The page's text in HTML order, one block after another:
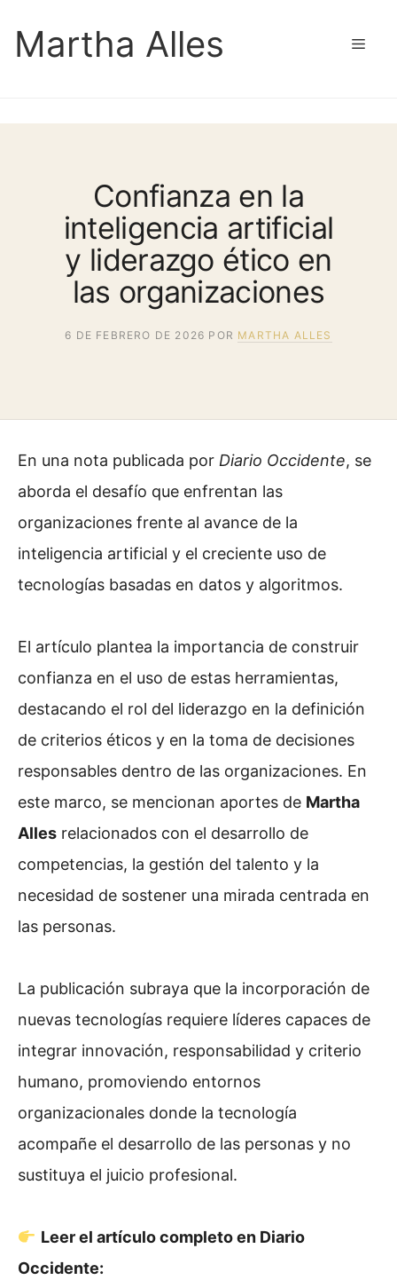
contenido
Martha Alles
Confianza en la
inteligencia artificial
y liderazgo ético en
las organizaciones
6 DE FEBRERO DE 2026 POR MARTHA ALLES
En una nota publicada por Diario Occidente, se
aborda el desafío que enfrentan las
organizaciones frente al avance de la
inteligencia artificial y el creciente uso de
tecnologías basadas en datos y algoritmos.
El artículo plantea la importancia de construir
confianza en el uso de estas herramientas,
destacando el rol del liderazgo en la definición
de criterios éticos y en la toma de decisiones
responsables dentro de las organizaciones. En
este marco, se mencionan aportes de Martha
Alles relacionados con el desarrollo de
competencias, la gestión del talento y la
necesidad de sostener una mirada centrada en
las personas.
La publicación subraya que la incorporación de
nuevas tecnologías requiere líderes capaces de
integrar innovación, responsabilidad y criterio
humano, promoviendo entornos
organizacionales donde la tecnología
acompañe el desarrollo de las personas y no
sustituya el juicio profesional.
Leer el artículo completo en Diario
Occidente: